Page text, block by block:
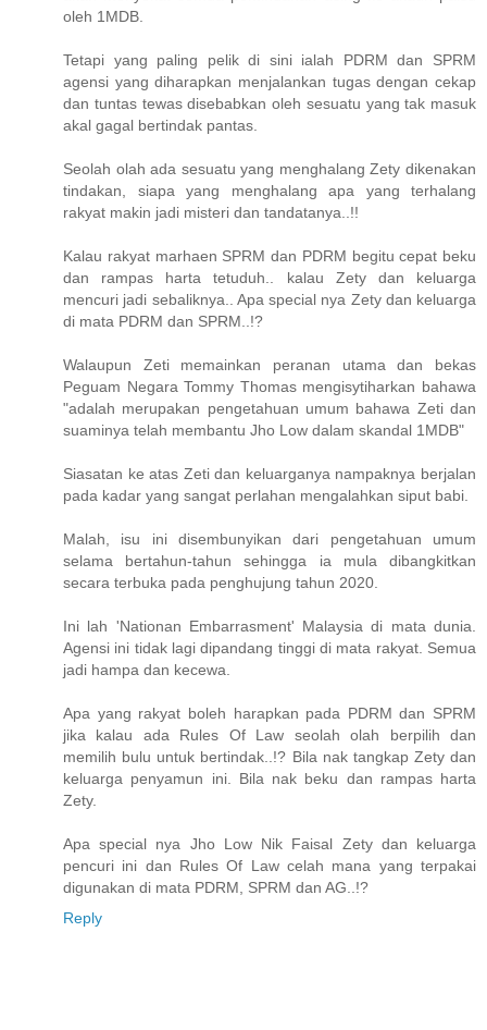
oleh 1MDB.
Tetapi yang paling pelik di sini ialah PDRM dan SPRM
agensi yang diharapkan menjalankan tugas dengan cekap
dan tuntas tewas disebabkan oleh sesuatu yang tak masuk
akal gagal bertindak pantas.
Seolah olah ada sesuatu yang menghalang Zety dikenakan
tindakan, siapa yang menghalang apa yang terhalang
rakyat makin jadi misteri dan tandatanya..!!
Kalau rakyat marhaen SPRM dan PDRM begitu cepat beku
dan rampas harta tetuduh.. kalau Zety dan keluarga
mencuri jadi sebaliknya.. Apa special nya Zety dan keluarga
di mata PDRM dan SPRM..!?
Walaupun Zeti memainkan peranan utama dan bekas
Peguam Negara Tommy Thomas mengisytiharkan bahawa
"adalah merupakan pengetahuan umum bahawa Zeti dan
suaminya telah membantu Jho Low dalam skandal 1MDB"
Siasatan ke atas Zeti dan keluarganya nampaknya berjalan
pada kadar yang sangat perlahan mengalahkan siput babi.
Malah, isu ini disembunyikan dari pengetahuan umum
selama bertahun-tahun sehingga ia mula dibangkitkan
secara terbuka pada penghujung tahun 2020.
Ini lah 'Nationan Embarrasment' Malaysia di mata dunia.
Agensi ini tidak lagi dipandang tinggi di mata rakyat. Semua
jadi hampa dan kecewa.
Apa yang rakyat boleh harapkan pada PDRM dan SPRM
jika kalau ada Rules Of Law seolah olah berpilih dan
memilih bulu untuk bertindak..!? Bila nak tangkap Zety dan
keluarga penyamun ini. Bila nak beku dan rampas harta
Zety.
Apa special nya Jho Low Nik Faisal Zety dan keluarga
pencuri ini dan Rules Of Law celah mana yang terpakai
digunakan di mata PDRM, SPRM dan AG..!?
Reply